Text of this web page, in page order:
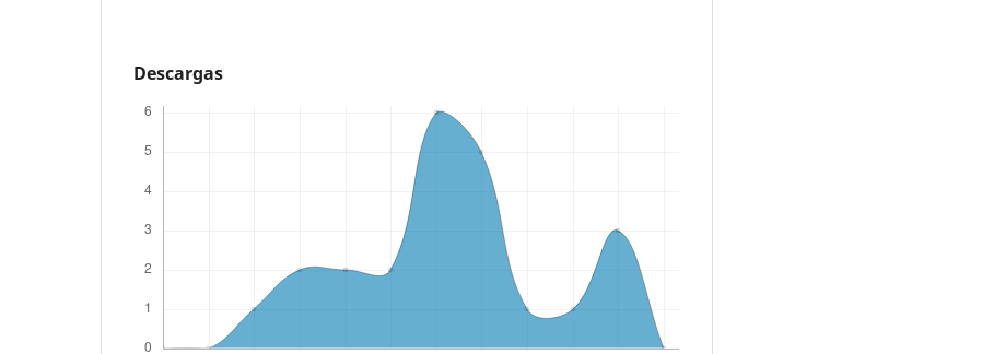
Descargas